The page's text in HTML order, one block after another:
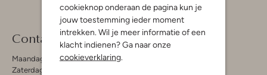
cookieknop onderaan de pagina kun je
jouw toestemming ieder moment
intrekken. Wil je meer informatie of een
klacht indienen? Ga naar onze
cookieverklaring.
Contact
Maandag - Vrijdag 09:00 - 19:00 uur
Zaterdag 09:00 - 17:00 uur